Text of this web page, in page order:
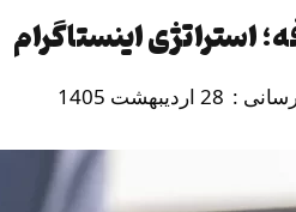
استراتژی اینستاگرام
: 28 اردیبهشت 1405